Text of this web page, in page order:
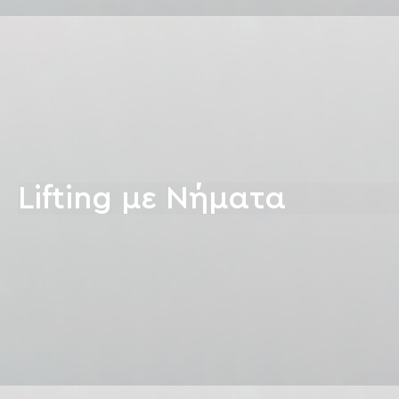
Lifting με Νήματα